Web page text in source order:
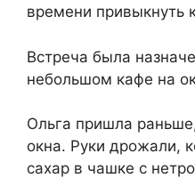
времени привыкнуть
Встреча была
небольшом кафе на
Ольга пришла
окна. Руки дрожали,
сахар в чашке с